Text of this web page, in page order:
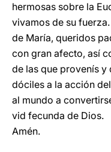
hermosas sobre la
vivamos de su
de María, queridos
con gran afecto, así
de las que provenís y
dóciles a la acción
al mundo a
vid fecunda de Dios.
Amén.